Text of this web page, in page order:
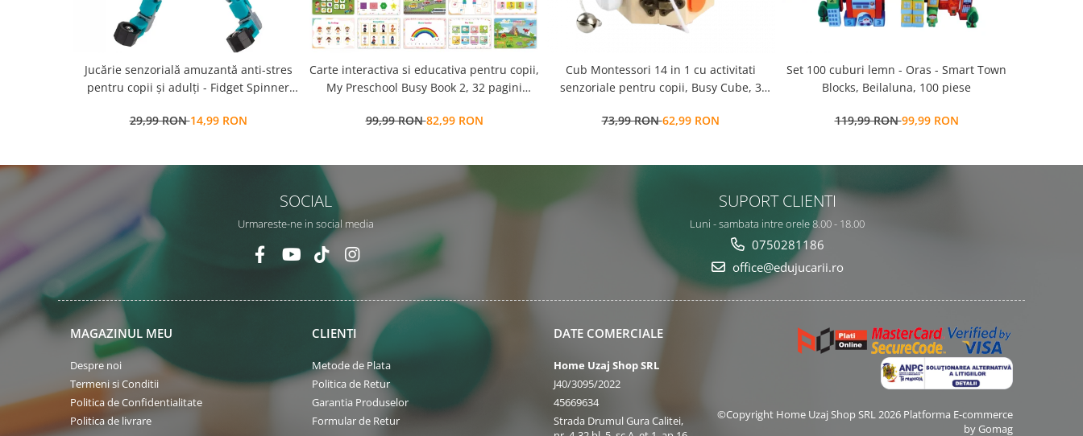
Jucărie senzorială amuzantă anti-stres
pentru copii și adulți - Fidget Spinner
29,99 RON14,99 RON
Carte interactiva si educativa pentru copii,
My Preschool Busy Book 2, 32 pagini
repozitionabile, Limba Engleza, 3 ani+,
99,99 RON82,99 RON
Cub Montessori 14 in 1 cu activitati
senzoriale pentru copii, Busy Cube, 3
73,99 RON62,99 RON
Set 100 cuburi lemn - Oras - Smart Town
Blocks, Beilaluna, 100 piese
119,99 RON99,99 RON
SOCIAL
Urmareste-ne in social media
SUPORT CLIENTI
Luni - sambata intre orele 8.00 - 18.00
0750281186
office@edujucarii.ro
MAGAZINUL MEU
Despre noi
Termeni si Conditii
Politica de Confidentialitate
Politica de livrare
CLIENTI
Metode de Plata
Politica de Retur
Garantia Produselor
Formular de Retur
DATE COMERCIALE
Home Uzaj Shop SRL
J40/3095/2022
45669634
Strada Drumul Gura Calitei,
©Copyright Home Uzaj Shop SRL 2026 Platforma E-commerce
by Gomag